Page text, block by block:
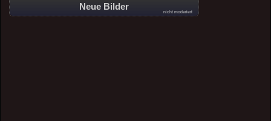
Neue Bilder
nicht moderiert